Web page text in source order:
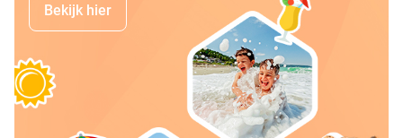
Bekijk hier